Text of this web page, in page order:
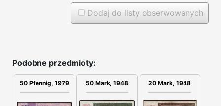
Dodaj do listy obserwowanych
Podobne przedmioty:
50 Pfennig, 1979 50 Mark, 1948 20 Mark, 1948